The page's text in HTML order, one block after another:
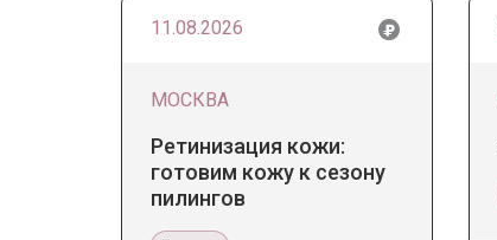
11.08.2026
МОСКВА
Ретинизация кожи:
готовим кожу к сезону
пилингов